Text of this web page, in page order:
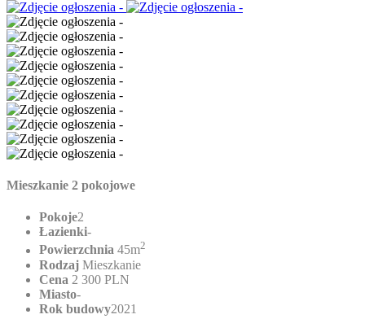
Mieszkanie 2 pokojowe
Pokoje2
Łazienki-
Powierzchnia 45m2
Rodzaj Mieszkanie
Cena 2 300 PLN
Miasto-
Rok budowy2021